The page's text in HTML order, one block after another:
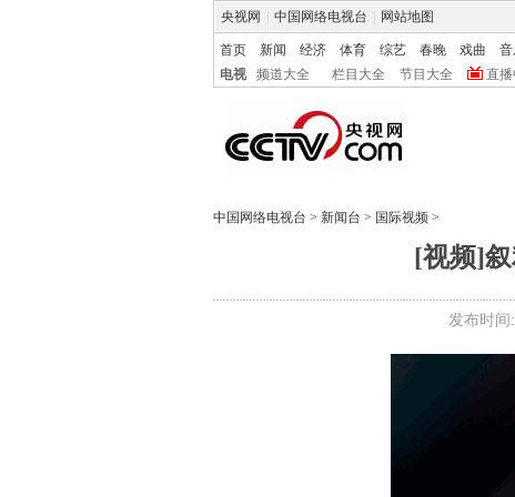
央视网 中国网络电视台 网站地图
首页 新闻 经济 体育 综艺 春晚 戏曲
电视
频道大全 栏目大全 节目大全 直播
中国网络电视台 > 新闻台 > 国际视频 >
[视频]
发布时